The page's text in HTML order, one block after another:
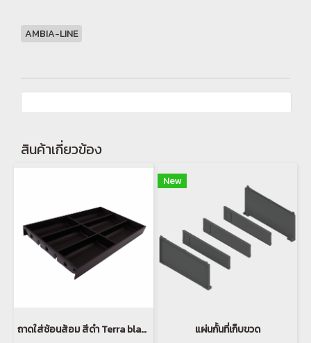
AMBIA-LINE
สินค้าเกี่ยวข้อง
ถาดใส่ช้อนส้อม สีดำ Terra black matt
New
แผ่นกั้นที่เก็บขวด